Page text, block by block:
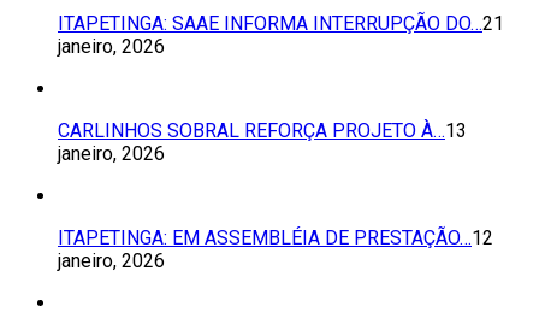
ITAPETINGA: SAAE INFORMA INTERRUPÇÃO DO…21
janeiro, 2026
CARLINHOS SOBRAL REFORÇA PROJETO À…13
janeiro, 2026
ITAPETINGA: EM ASSEMBLÉIA DE PRESTAÇÃO…12
janeiro, 2026